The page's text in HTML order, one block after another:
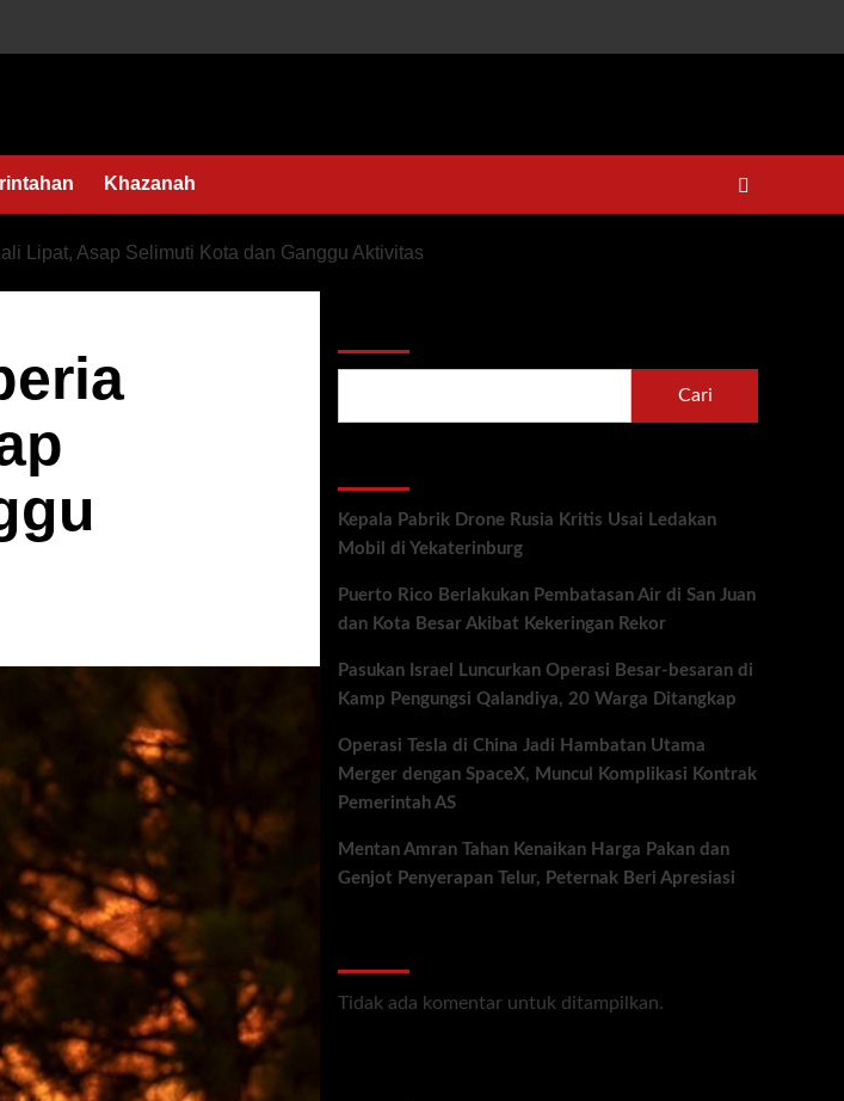
Khazanah
Lipat, Asap Selimuti Kota dan Ganggu Aktivitas
Cari
Kepala Pabrik Drone Rusia Kritis Usai Ledakan
Mobil di Yekaterinburg
Puerto Rico Berlakukan Pembatasan Air di San Juan
dan Kota Besar Akibat Kekeringan Rekor
Pasukan Israel Luncurkan Operasi Besar-besaran di
Kamp Pengungsi Qalandiya, 20 Warga Ditangkap
Operasi Tesla di China Jadi Hambatan Utama
Merger dengan SpaceX, Muncul Komplikasi Kontrak
Pemerintah AS
Mentan Amran Tahan Kenaikan Harga Pakan dan
Genjot Penyerapan Telur, Peternak Beri Apresiasi
Tidak ada komentar untuk ditampilkan.